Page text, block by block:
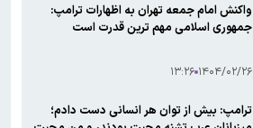
واکنش امام جمعه تهران به اظهارات ترامپ:
جمهوری اسلامی مهم ترین قدرت است
۱۴۰۴/۰۲/۲۶ ۱۳:۲۶
ترامپ: بیش از توان هر انسانی دست دادم؛